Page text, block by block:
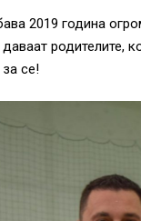
2019 година
родителите,
се!